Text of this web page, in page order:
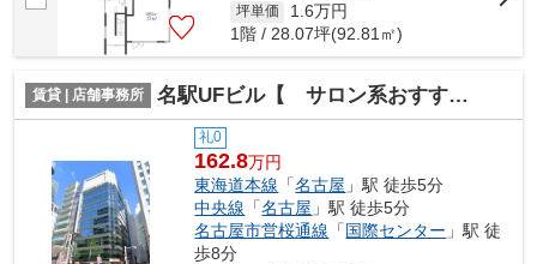
坪単価 1.6万円
1階 / 28.07坪(92.81㎡)
賃貸 | 店舗事務所 名駅UFビル【 サロン系おすすめ 】
礼0
162.8万円
東海道本線 「名古屋 」駅 徒歩5分
中央線 「名古屋 」駅 徒歩5分
名古屋市営桜通線 「国際センター 」駅 徒
歩8分